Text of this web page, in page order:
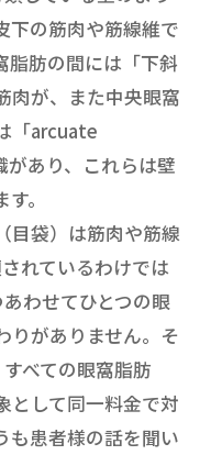
下の筋肉や筋線維で
脂肪の間には「下斜
肉が、また中央眼窩
「arcuate
あり、これらは壁
。
目袋）は筋肉や筋線
れているわけでは
わせてひとつの眼
りがありません。そ
べての眼窩脂肪
として同一料金で対
も患者様の話を聞い